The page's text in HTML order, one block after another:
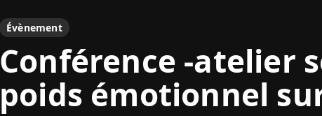
Évènement
Conférence -atelier
poids émotionnel